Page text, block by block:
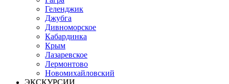
Геленджик
Джубга
Дивноморское
Кабардинка
Крым
Лазаревское
Лермонтово
Новомихайловский
ЭКСКУРСИИ